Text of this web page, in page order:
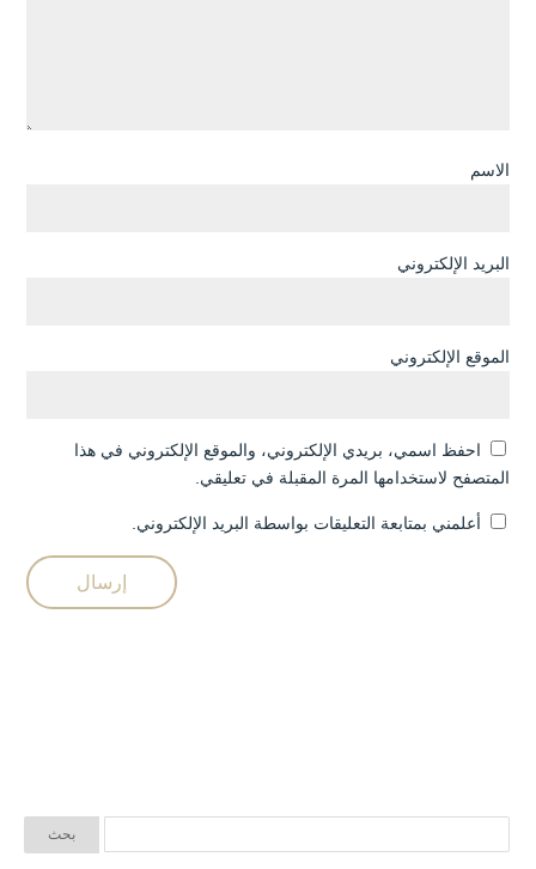
الاسم
البريد الإلكتروني
الموقع الإلكتروني
احفظ اسمي، بريدي الإلكتروني، والموقع الإلكتروني في هذا
المتصفح لاستخدامها المرة المقبلة في تعليقي.
أعلمني بمتابعة التعليقات بواسطة البريد الإلكتروني.